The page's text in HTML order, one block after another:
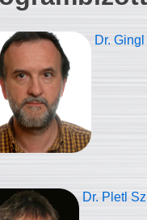
Dr.
Dr. Pletl